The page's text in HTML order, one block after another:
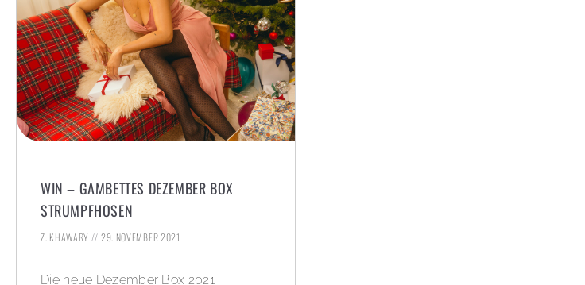
WIN – GAMBETTES DEZEMBER BOX
STRUMPFHOSEN
Z. KHAWARY 29. NOVEMBER 2021
Die neue Dezember Box 2021